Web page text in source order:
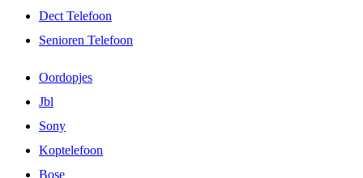
Dect Telefoon
Senioren Telefoon
Oordopjes
Jbl
Sony
Koptelefoon
Bose